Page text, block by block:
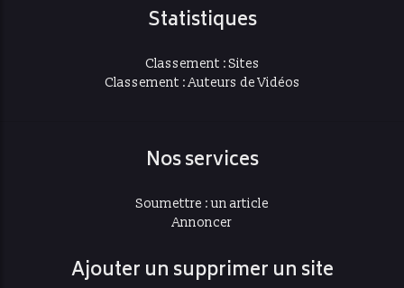
Statistiques
Classement : Sites
Classement : Auteurs de Vidéos
Nos services
Soumettre : un article
Annoncer
Ajouter un supprimer un site